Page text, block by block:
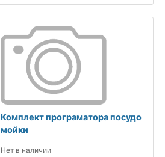
Комплект програматора посудо
мойки
Нет в наличии